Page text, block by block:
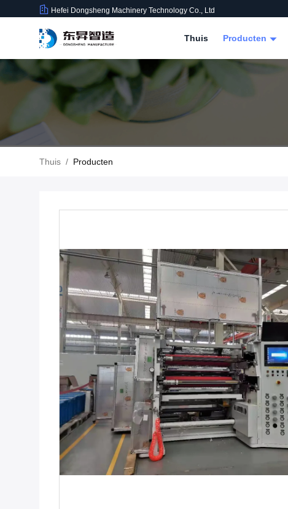
Hefei Dongsheng Machinery Technology Co., Ltd
Thuis Producten
Thuis / Producten